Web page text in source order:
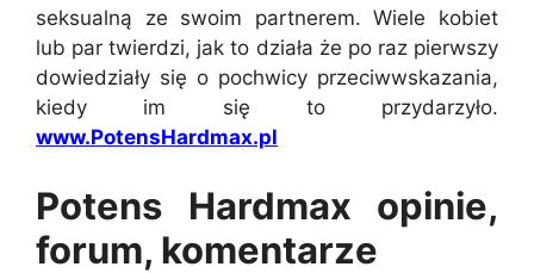
seksualną ze swoim partnerem. Wiele kobiet
lub par twierdzi, jak to działa że po raz pierwszy
dowiedziały się o pochwicy przeciwwskazania,
kiedy im się to przydarzyło.
www.PotensHardmax.pl
Potens Hardmax opinie,
forum, komentarze